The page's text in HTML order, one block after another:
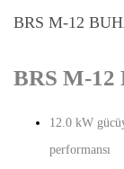
BRS M-12
BRS M-12
12.0 kW
performansı